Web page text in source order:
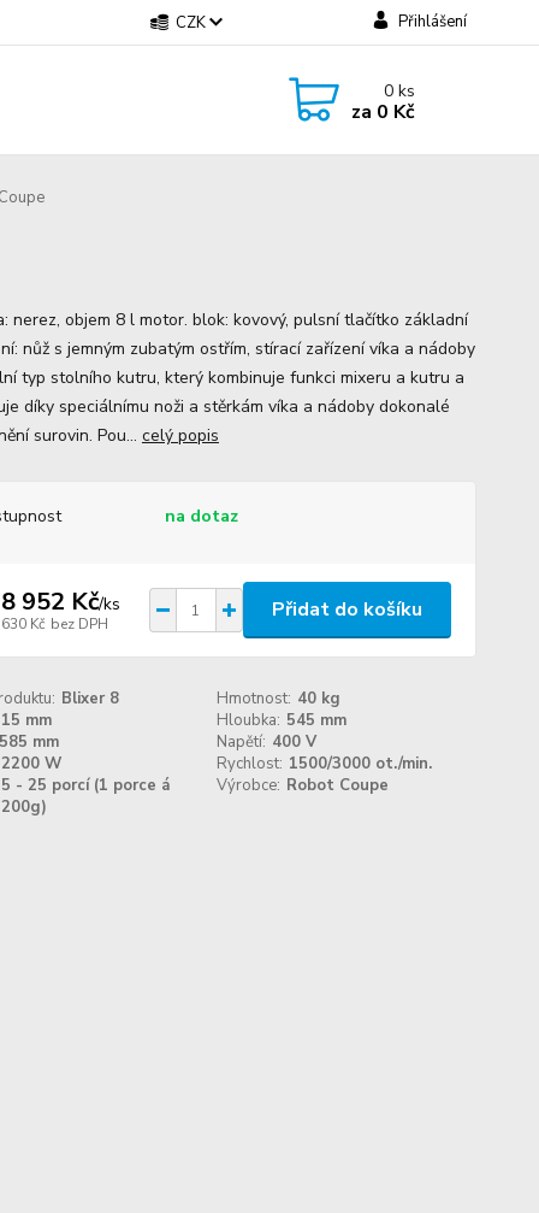
CZK Přihlášení
0ks
za 0 Kč
nerez, objem 8 l motor. blok: kovový, pulsní tlačítko základní
nůž s jemným zubatým ostřím, stírací zařízení víka a nádoby
typ stolního kutru, který kombinuje funkci mixeru a kutru a
díky speciálnímu noži a stěrkám víka a nádoby dokonalé
surovin. Pou... celý popis
na dotaz
952 Kč/ks
Kč bez DPH
Přidat do košíku
Blixer 8 Hmotnost: 40 kg
mm
Hloubka: 545 mm
mm
Napětí: 400 V
2200 W
Rychlost: 1500/3000 ot./min.
5 - 25 porcí (1 porce á
200g)
Výrobce: Robot Coupe